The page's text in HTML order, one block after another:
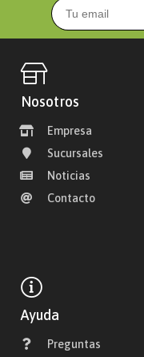
Nosotros
Empresa
Sucursales
Noticias
Contacto
Ayuda
Preguntas